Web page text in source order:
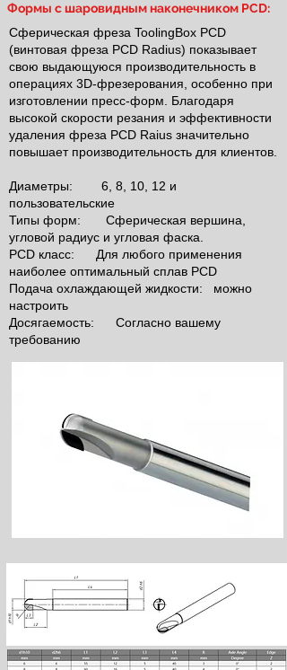
Формы с шаровидным наконечником PCD:
Сферическая фреза ToolingBox PCD
(винтовая фреза PCD Radius) показывает
свою выдающуюся производительность в
операциях 3D-фрезерования, особенно при
изготовлении пресс-форм. Благодаря
высокой скорости резания и эффективности
удаления фреза PCD Raius значительно
повышает производительность для клиентов.
Диаметры:
6, 8, 10, 12 и
пользовательские
Типы форм:
Сферическая вершина,
угловой радиус и угловая фаска.
PCD класс:
Для любого применения
наиболее оптимальный сплав PCD
Подача охлаждающей жидкости:
можно
настроить
Досягаемость:
Согласно вашему
требованию